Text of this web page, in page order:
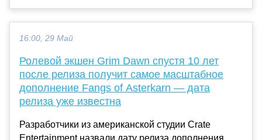
16:00, 29 Май
Ролевой экшен Grim Dawn спустя 10 лет
после релиза получит самое масштабное
дополнение Fangs of Asterkarn — дата
релиза уже известна
Разработчики из американской студии Crate
Entertainment назвали дату релиза дополнения